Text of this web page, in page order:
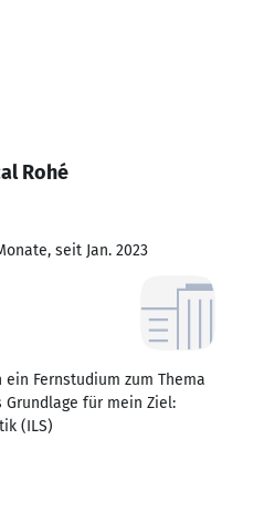
Rohé
seit Jan. 2023
Fernstudium zum Thema
Grundlage für mein Ziel:
(ILS)